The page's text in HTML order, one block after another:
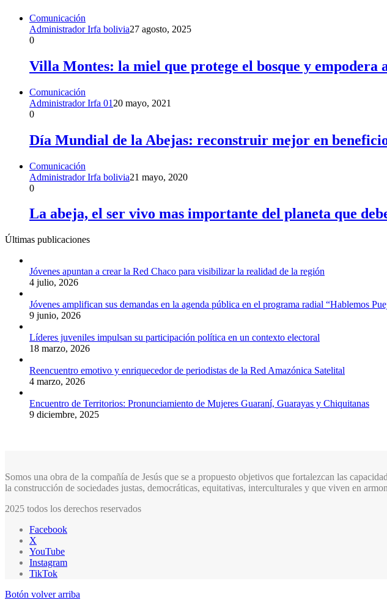
Comunicación
Administrador Irfa bolivia27 agosto, 2025
0
Villa Montes: la miel que protege el bosque y empodera
Comunicación
Administrador Irfa 01 20 mayo, 2021
0
Día Mundial de la Abejas: reconstruir mejor en
Comunicación
Administrador Irfa bolivia21 mayo, 2020
0
La abeja, el ser vivo mas importante del planeta que
Últimas publicaciones
Jóvenes apuntan a crear la Red Chaco para visibilizar la realidad de la región
4 julio, 2026
Jóvenes amplifican sus demandas en la agenda pública en el programa radial “Hablemos
9 junio, 2026
Líderes juveniles impulsan su participación política en un contexto electoral
18 marzo, 2026
Reencuentro emotivo y enriquecedor de periodistas de la Red Amazónica Satelital
4 marzo, 2026
Encuentro de Territorios: Pronunciamiento de Mujeres Guaraní, Guarayas y Chiquitanas
9 diciembre, 2025
Somos una obra de la compañía de Jesús que se a propuesto objetivos que fortalezcan las
la construcción de sociedades justas, democráticas, equitativas, interculturales y que viven en
2025 todos los derechos reservados
Facebook
X
YouTube
Instagram
TikTok
Botón volver arriba